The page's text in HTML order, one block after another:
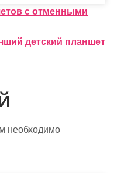
с отменными
детский планшет
необходимо